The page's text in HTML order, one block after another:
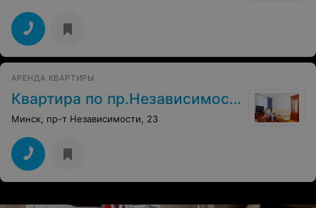
АРЕНДА КВАРТИРЫ
Квартира по пр.Независимости, 23
Минск, пр-т Независимости, 23